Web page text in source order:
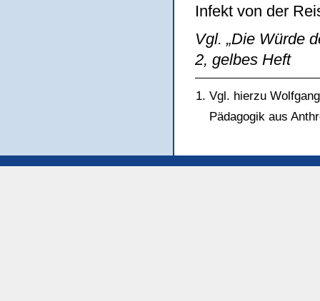
Infekt von der
Vgl. „Die Würde
2, gelbes Heft
Vgl. hierzu
Pädagogik aus